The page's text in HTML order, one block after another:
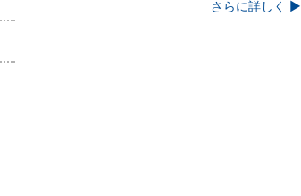
さらに詳しく ▶